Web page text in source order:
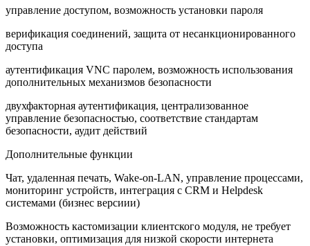
управление доступом, возможность установки пароля
верификация соединений, защита от несанкционированного
доступа
аутентификация VNC паролем, возможность использования
дополнительных механизмов безопасности
двухфакторная аутентификация, централизованное
управление безопасностью, соответствие стандартам
безопасности, аудит действий
Дополнительные функции
Чат, удаленная печать, Wake-on-LAN, управление процессами,
мониторинг устройств, интеграция с CRM и Helpdesk
системами (бизнес версиии)
Возможность кастомизации клиентского модуля, не требует
установки, оптимизация для низкой скорости интернета